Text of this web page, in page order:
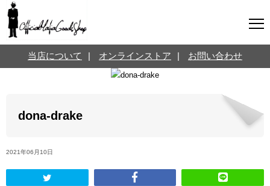
当店について オンラインストア お問い合わせ
dona-drake
2021年06月10日
オンラインストア
お問い合わせ